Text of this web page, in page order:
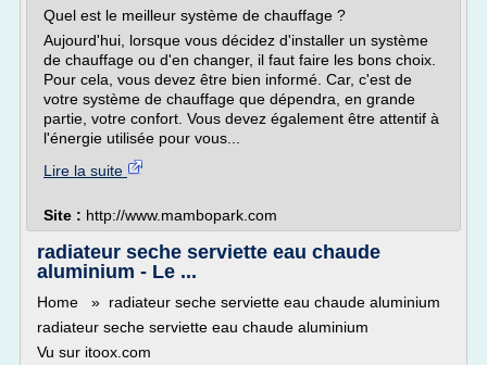
Quel est le meilleur système de chauffage ?
Aujourd'hui, lorsque vous décidez d'installer un système
de chauffage ou d'en changer, il faut faire les bons choix.
Pour cela, vous devez être bien informé. Car, c'est de
votre système de chauffage que dépendra, en grande
partie, votre confort. Vous devez également être attentif à
l'énergie utilisée pour vous...
Lire la suite
Site : http://www.mambopark.com
radiateur seche serviette eau chaude
aluminium - Le ...
Home » radiateur seche serviette eau chaude aluminium
radiateur seche serviette eau chaude aluminium
Vu sur itoox.com